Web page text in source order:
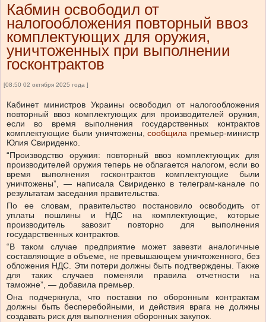
Кабмин освободил от
налогообложения повторный ввоз
комплектующих для оружия,
уничтоженных при выполнении
госконтрактов
[08:50 02 октября 2025 года ]
Кабинет министров Украины освободил от налогообложения
повторный ввоз комплектующих для производителей оружия,
если во время выполнения государственных контрактов
комплектующие были уничтожены,сообщила премьер-министр
Юлия Свириденко.
“Производство оружия: повторный ввоз комплектующих для
производителей оружия теперь не облагается налогом, если во
время выполнения госконтрактов комплектующие были
уничтожены”, — написала Свириденко в телеграм-канале по
результатам заседания правительства.
По ее словам, правительство постановило освободить от
уплаты пошлины и НДС на комплектующие, которые
производитель завозит повторно для выполнения
государственных контрактов.
“В таком случае предприятие может завезти аналогичные
составляющие в объеме, не превышающем уничтоженного, без
обложения НДС. Эти потери должны быть подтверждены. Также
для таких случаев поменяли правила отчетности на
таможне”, — добавила премьер.
Она подчеркнула, что поставки по оборонным контрактам
должны быть бесперебойными, и действия врага не должны
создавать риск для выполнения оборонных закупок.